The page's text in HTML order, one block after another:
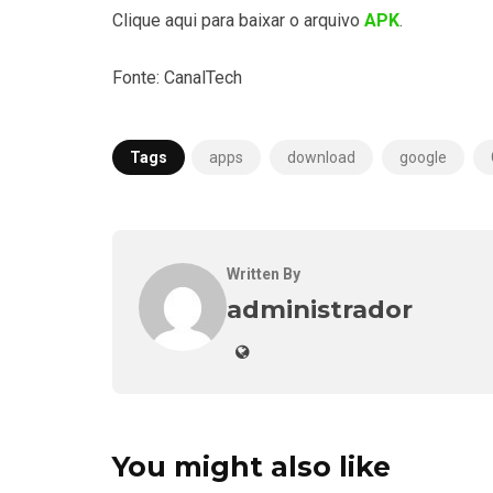
Clique aqui para baixar o arquivo APK.
Fonte: CanalTech
Tags apps download google
Written By
administrador
You might also like